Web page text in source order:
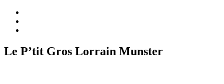
Le P’tit Gros Lorrain Munster